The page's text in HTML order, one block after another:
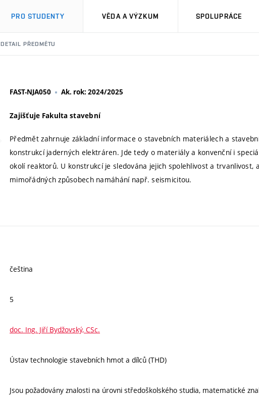
PRO STUDENTY VĚDA A VÝZKUM SPOLUPRÁCE
DETAIL PŘEDMĚTU
FAST-NJA050 Ak. rok: 2024/2025
Zajišťuje Fakulta stavební
Předmět zahrnuje základní informace o stavebních materiálech a
konstrukcí jaderných elektráren. Jde tedy o materiály a konvenční i
okolí reaktorů. U konstrukcí je sledována jejich spolehlivost a trvanlivost,
mimořádných způsobech namáhání např. seismicitou.
čeština
5
doc. Ing. Jiří Bydžovský, CSc.
Ústav technologie stavebních hmot a dílců (THD)
Jsou požadovány znalosti na úrovni středoškolského studia, matematické